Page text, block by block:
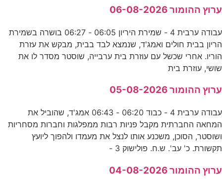
ערוץ ההומור 06-08-2026
עבודה ערבית 4 - שמירת היריון 06:05 - 06:27 בושרה בשמירת
הריון בבית חולים ואמג'ד, שנמצא לבד בבית, מבקש את עזרת
הוריו. אחרי שכשל עם עוזרת בית ערבייה, שוסטר מסדר לו את
שושי, עוזרת בית
ערוץ ההומור 05-08-2026
עבודה ערבית 4 - כבוד 06:20 - 06:43 אמג'ד, שהוביל את
המחאה החברתית מקבל פניות רבות ממפלגות וחברות מסחריות
ושוסטר, הסוכן, משכנע אותו לנצל את מעמדו ולהפוך ליועץ
תקשורת. כ' עב'. ש.ח. פולישוק 3 -
ערוץ ההומור 04-08-2026